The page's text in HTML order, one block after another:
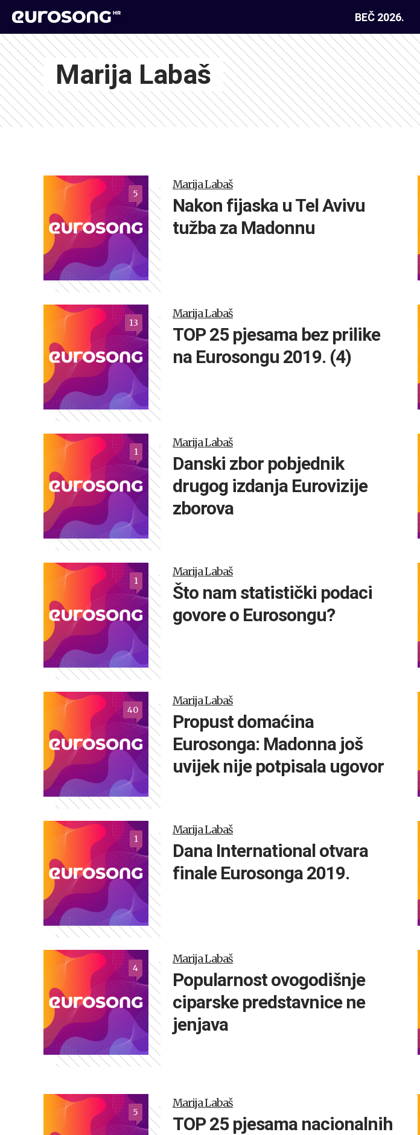
BEČ 2026.
Marija Labaš
5
Marija Labaš
Nakon fijaska u Tel Avivu
tužba za Madonnu
13
Marija Labaš
TOP 25 pjesama bez prilike
na Eurosongu 2019. (4)
1
Marija Labaš
Danski zbor pobjednik
drugog izdanja Eurovizije
zborova
1
Marija Labaš
Što nam statistički podaci
govore o Eurosongu?
40
Marija Labaš
Propust domaćina
Eurosonga: Madonna još
uvijek nije potpisala ugovor
1
Marija Labaš
Dana International otvara
finale Eurosonga 2019.
4
Marija Labaš
Popularnost ovogodišnje
ciparske predstavnice ne
jenjava
5
Marija Labaš
TOP 25 pjesama nacionalnih